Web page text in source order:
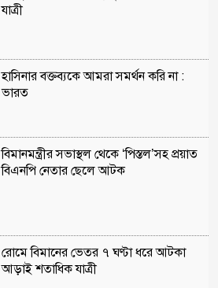
যাত্রী
হাসিনার বক্তব্যকে আমরা সমর্থন করি না :
ভারত
বিমানমন্ত্রীর সভাস্থল থেকে ‘পিস্তল’সহ প্রয়াত
বিএনপি নেতার ছেলে আটক
রোমে বিমানের ভেতর ৭ ঘণ্টা ধরে আটকা
আড়াই শতাধিক যাত্রী